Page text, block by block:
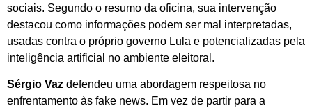
sociais. Segundo o resumo da oficina, sua intervenção
destacou como informações podem ser mal interpretadas,
usadas contra o próprio governo Lula e potencializadas pela
inteligência artificial no ambiente eleitoral.
Sérgio Vaz defendeu uma abordagem respeitosa no
enfrentamento às fake news. Em vez de partir para a